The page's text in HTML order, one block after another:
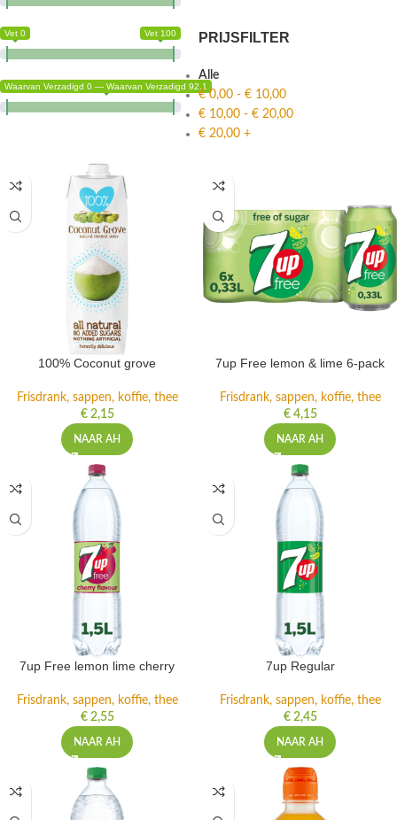
Vet 0 Vet 100
Waarvan Verzadigd 0 — Waarvan Verzadigd 92.1
PRIJSFILTER
Alle
€0,00 - € 10,00
€ 10,00 - € 20,00
€ 20,00 +
100% Coconut grove
Frisdrank, sappen, koffie, thee
€2,15
NAAR AH
7up Free lemon & lime 6-pack
Frisdrank, sappen, koffie, thee
€4,15
NAAR AH
7up Free lemon lime cherry
Frisdrank, sappen, koffie, thee
€2,55
NAAR AH
7up Regular
Frisdrank, sappen, koffie, thee
€2,45
NAAR AH